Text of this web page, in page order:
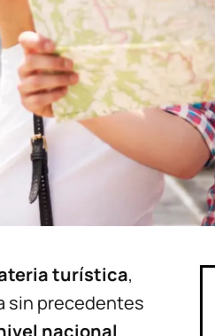
turística,
sin precedentes
nacional.